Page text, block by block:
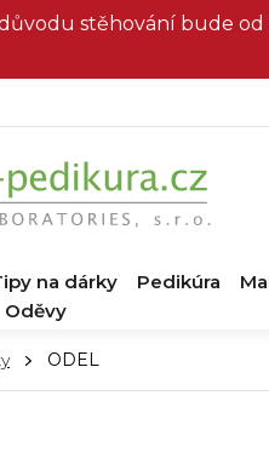
stěhování bude od
na dárky Pedikúra
Oděvy
ODEL